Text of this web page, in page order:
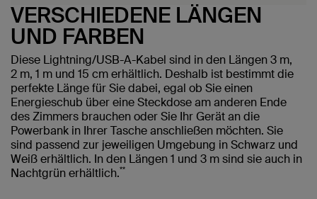
VERSCHIEDENE LÄNGEN
UND FARBEN
Diese Lightning/USB-A-Kabel sind in den Längen 3 m,
2 m, 1 m und 15 cm erhältlich. Deshalb ist bestimmt die
perfekte Länge für Sie dabei, egal ob Sie einen
Energieschub über eine Steckdose am anderen Ende
des Zimmers brauchen oder Sie Ihr Gerät an die
Powerbank in Ihrer Tasche anschließen möchten. Sie
sind passend zur jeweiligen Umgebung in Schwarz und
Weiß erhältlich. In den Längen 1 und 3 m sind sie auch in
Nachtgrün erhältlich.**